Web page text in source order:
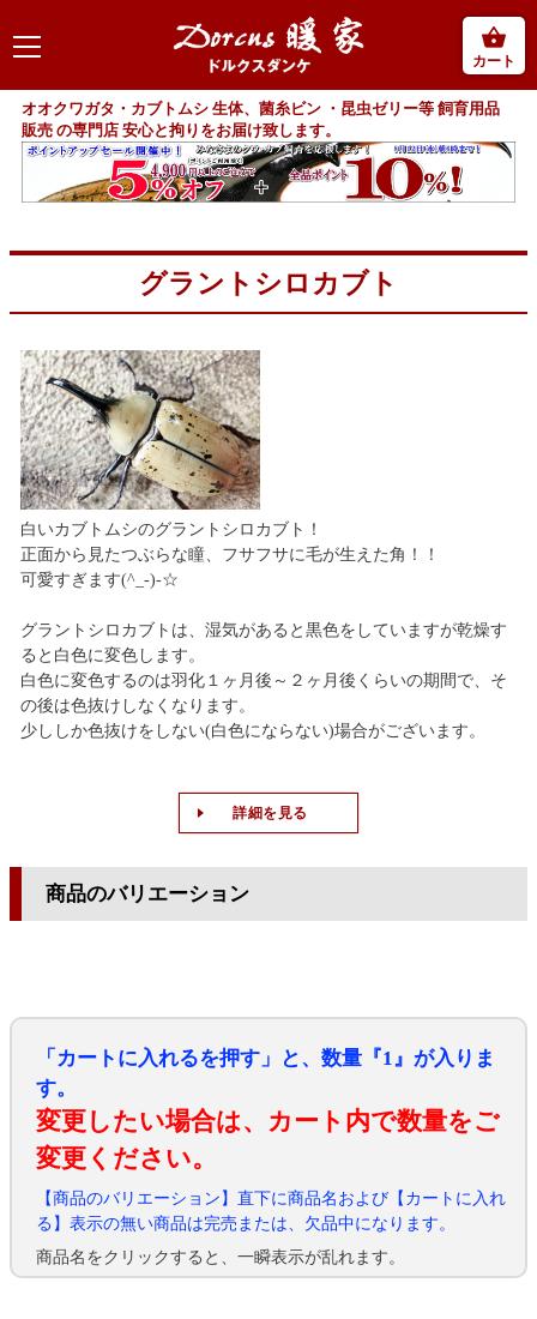
カート
オオクワガタ・カブトムシ 生体、菌糸ビン ・昆虫ゼリー等 飼育用品
販売 の専門店 安心と拘りをお届け致します。
グラントシロカブト
白いカブトムシのグラントシロカブト！
正面から見たつぶらな瞳、フサフサに毛が生えた角！！
可愛すぎます(^_-)-☆
グラントシロカブトは、湿気があると黒色をしていますが乾燥す
ると白色に変色します。
白色に変色するのは羽化１ヶ月後～２ヶ月後くらいの期間で、そ
の後は色抜けしなくなります。
少ししか色抜けをしない(白色にならない)場合がございます。
詳細を見る
商品のバリエーション
「カートに入れるを押す」と、数量『1』が入りま
す。
変更したい場合は、カート内で数量をご
変更ください。
【商品のバリエーション】直下に商品名および【カートに入れ
る】表示の無い商品は完売または、欠品中になります。
商品名をクリックすると、一瞬表示が乱れます。